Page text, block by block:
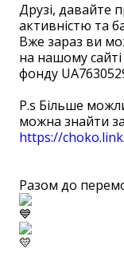
Друзі, давайте
активністю та
Вже зараз ви
на нашому сайті
фонду
P.s Більше
можна знайти
https://
Разом до